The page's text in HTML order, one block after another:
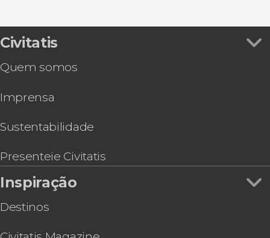
Ingresso do castelo de Bran
Tour de 2 dias pela Transilvânia
Ingresso do Museu do Comunismo de
Ingressos do Castelo de Peles
Civitatis
Quem somos
Imprensa
Sustentabilidade
Presenteie Civitatis
Inspiração
Destinos